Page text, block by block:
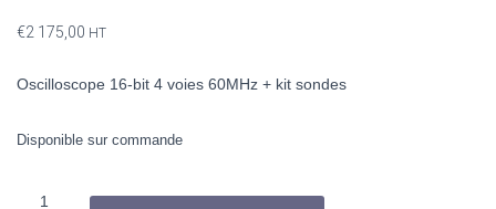
€2 175,00 HT
Oscilloscope 16-bit 4 voies 60MHz + kit sondes
Disponible sur commande